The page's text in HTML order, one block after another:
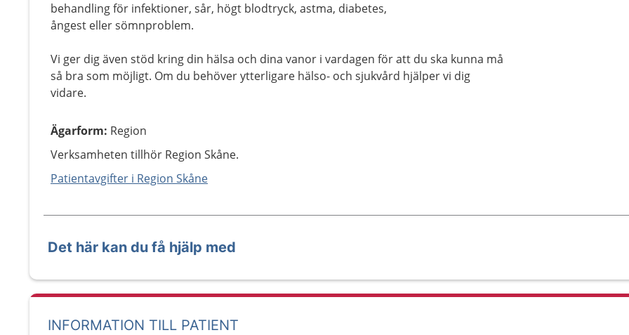
behandling för infektioner, sår, högt blodtryck, astma, diabetes,
ångest eller sömnproblem.
Vi ger dig även stöd kring din hälsa och dina vanor i vardagen för att du ska kunna må
så bra som möjligt. Om du behöver ytterligare hälso- och sjukvård hjälper vi dig
vidare.
Ägarform: Region
Verksamheten tillhör Region Skåne.
Patientavgifter i Region Skåne
Det här kan du få hjälp med
INFORMATION TILL PATIENT